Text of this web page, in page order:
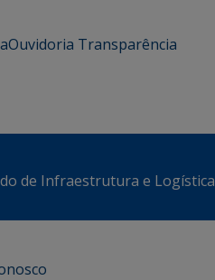
Ouvidoria Transparência
de Infraestrutura e Logística